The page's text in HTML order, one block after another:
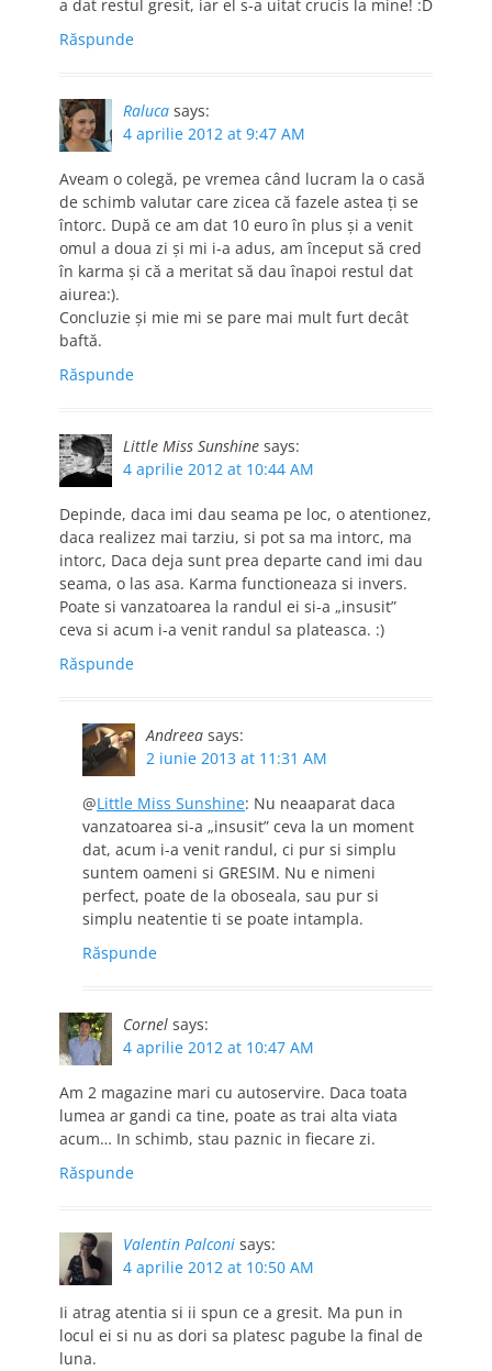
a dat restul gresit, iar el s-a uitat crucis la mine! :D
Răspunde
Raluca says:
4 aprilie 2012 at 9:47 AM
Aveam o colegă, pe vremea când lucram la o casă
de schimb valutar care zicea că fazele astea ți se
întorc. După ce am dat 10 euro în plus și a venit
omul a doua zi și mi i-a adus, am început să cred
în karma și că a meritat să dau înapoi restul dat
aiurea:).
Concluzie și mie mi se pare mai mult furt decât
baftă.
Răspunde
Little Miss Sunshine says:
4 aprilie 2012 at 10:44 AM
Depinde, daca imi dau seama pe loc, o atentionez,
daca realizez mai tarziu, si pot sa ma intorc, ma
intorc, Daca deja sunt prea departe cand imi dau
seama, o las asa. Karma functioneaza si invers.
Poate si vanzatoarea la randul ei si-a „insusit”
ceva si acum i-a venit randul sa plateasca. :)
Răspunde
Andreea says:
2 iunie 2013 at 11:31 AM
@Little Miss Sunshine: Nu neaaparat daca
vanzatoarea si-a „insusit” ceva la un moment
dat, acum i-a venit randul, ci pur si simplu
suntem oameni si GRESIM. Nu e nimeni
perfect, poate de la oboseala, sau pur si
simplu neatentie ti se poate intampla.
Răspunde
Cornel says:
4 aprilie 2012 at 10:47 AM
Am 2 magazine mari cu autoservire. Daca toata
lumea ar gandi ca tine, poate as trai alta viata
acum… In schimb, stau paznic in fiecare zi.
Răspunde
Valentin Palconi says:
4 aprilie 2012 at 10:50 AM
Ii atrag atentia si ii spun ce a gresit. Ma pun in
locul ei si nu as dori sa platesc pagube la final de
luna.